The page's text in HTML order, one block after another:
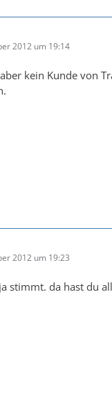
2012 um 19:14
kein Kunde von
2012 um 19:23
stimmt. da hast du